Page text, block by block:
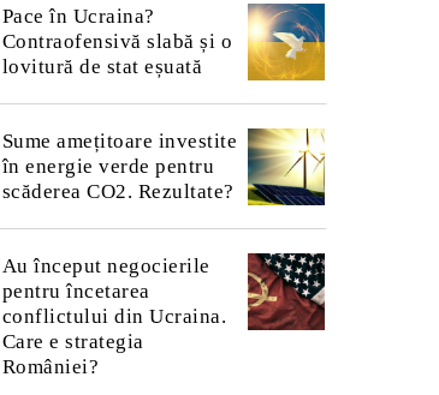
Pace în Ucraina?
Contraofensivă slabă și o
lovitură de stat eșuată
Sume amețitoare investite
în energie verde pentru
scăderea CO2. Rezultate?
Au început negocierile
pentru încetarea
conflictului din Ucraina.
Care e strategia
României?